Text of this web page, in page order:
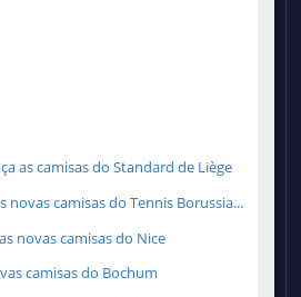
as camisas do Standard de Liège
novas camisas do Tennis Borussia...
novas camisas do Nice
camisas do Bochum